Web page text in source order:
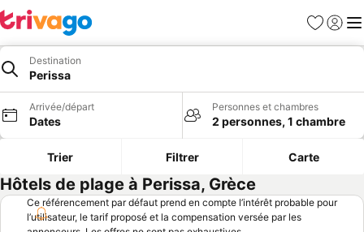
Favoris
Se
Destination
Perissa
Arrivée/départ
Dates
Personnes et chambres
2 personnes, 1 chambre
Trier Filtrer Carte
Hôtels de plage à Perissa, Grèce
Ce référencement par défaut prend en compte l’intérêt probable pour
l’utilisateur, le tarif proposé et la compensation versée par les